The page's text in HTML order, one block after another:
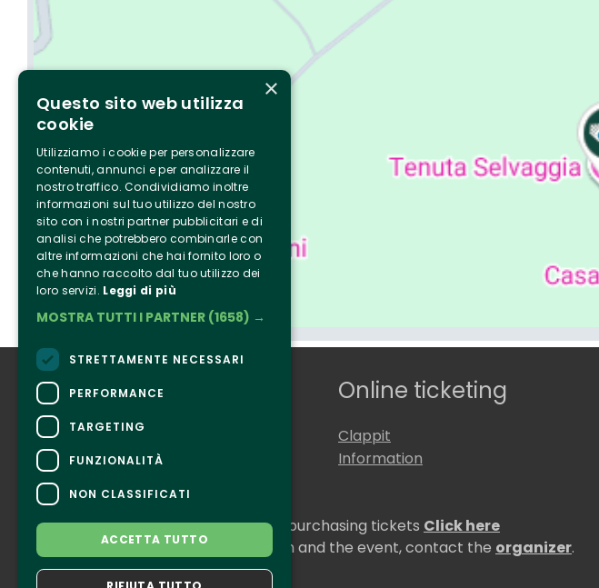
Who we are
Tenuta Selvaggia
Contacts
Online ticketing
Clappit
Information
CONTACTS
For information and support in purchasing tickets Click here
For information on the program and the event, contact the organizer.
Accessibility statement
×
Questo sito web utilizza
cookie
Utilizziamo i cookie per personalizzare
contenuti, annunci e per analizzare il
nostro traffico. Condividiamo inoltre
informazioni sul tuo utilizzo del nostro
sito con i nostri partner pubblicitari e di
analisi che potrebbero combinarle con
altre informazioni che hai fornito loro o
che hanno raccolto dal tuo utilizzo dei
loro servizi. Leggi di più
MOSTRA TUTTI I PARTNER (1658) →
STRETTAMENTE NECESSARI
PERFORMANCE
TARGETING
FUNZIONALITÀ
NON CLASSIFICATI
ACCETTA TUTTO